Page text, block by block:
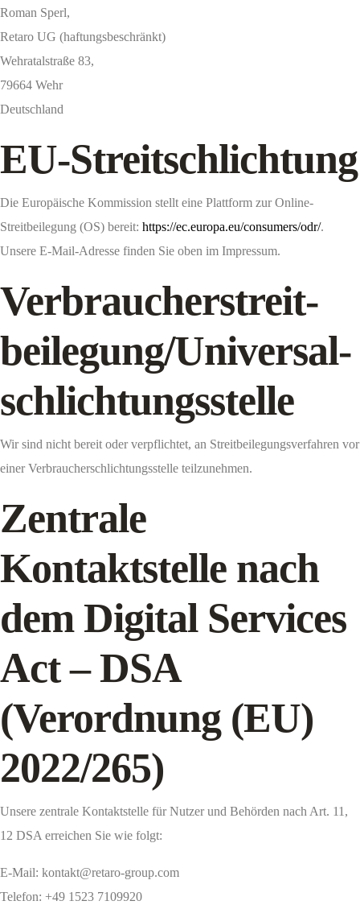
Roman Sperl,
Retaro UG (haftungsbeschränkt)
Wehratalstraße 83,
79664 Wehr
Deutschland
EU-Streitschlichtung
Die Europäische Kommission stellt eine Plattform zur Online-
Streitbeilegung (OS) bereit: https://ec.europa.eu/consumers/odr/.
Unsere E-Mail-Adresse finden Sie oben im Impressum.
Verbraucher­streit­
beilegung/Universal­
schlichtungs­stelle
Wir sind nicht bereit oder verpflichtet, an Streitbeilegungsverfahren vor
einer Verbraucherschlichtungsstelle teilzunehmen.
Zentrale
Kontaktstelle nach
dem Digital Services
Act – DSA
(Verordnung (EU)
2022/265)
Unsere zentrale Kontaktstelle für Nutzer und Behörden nach Art. 11,
12 DSA erreichen Sie wie folgt:
E-Mail: kontakt@retaro-group.com
Telefon: +49 1523 7109920